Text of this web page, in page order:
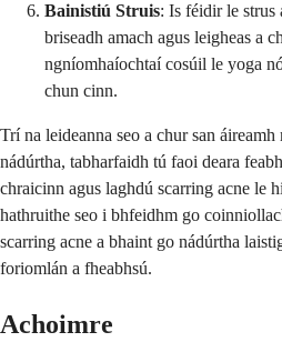
Bainistiú Struis: Is féidir le strus
briseadh amach agus leigheas a
ngníomhaíochtaí cosúil le yoga
chun cinn.
Trí na leideanna seo a chur san
nádúrtha, tabharfaidh tú faoi deara
chraicinn agus laghdú scarring acne le
hathruithe seo i bhfeidhm go
scarring acne a bhaint go nádúrtha
foriomlán a fheabhsú.
Achoimre